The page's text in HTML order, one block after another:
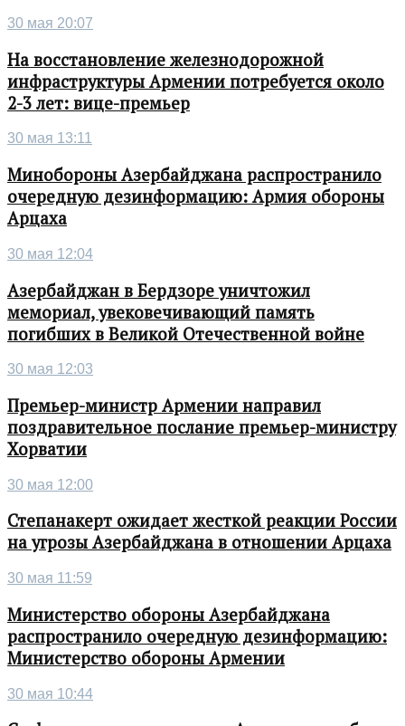
30 мая 20:07
На восстановление железнодорожной
инфраструктуры Армении потребуется около
2-3 лет: вице-премьер
30 мая 13:11
Минобороны Азербайджана распространило
очередную дезинформацию: Армия обороны
Арцаха
30 мая 12:04
Азербайджан в Бердзоре уничтожил
мемориал, увековечивающий память
погибших в Великой Отечественной войне
30 мая 12:03
Премьер-министр Армении направил
поздравительное послание премьер-министру
Хорватии
30 мая 12:00
Степанакерт ожидает жесткой реакции России
на угрозы Азербайджана в отношении Арцаха
30 мая 11:59
Министерство обороны Азербайджана
распространило очередную дезинформацию:
Министерство обороны Армении
30 мая 10:44